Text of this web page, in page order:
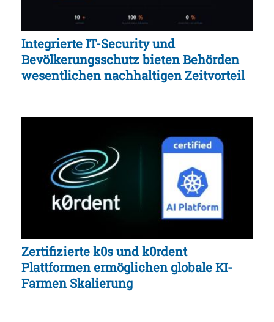
Integrierte IT-Security und
Bevölkerungsschutz bieten Behörden
wesentlichen nachhaltigen Zeitvorteil
Zertifizierte k0s und k0rdent
Plattformen ermöglichen globale KI-
Farmen Skalierung